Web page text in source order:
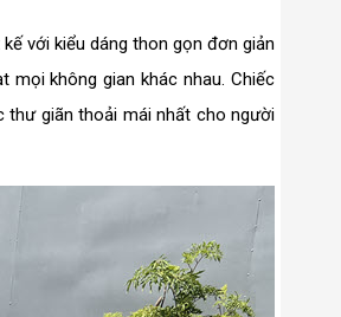
với kiểu dáng thon gọn đơn giản
mọi không gian khác nhau. Chiếc
thư giãn thoải mái nhất cho người